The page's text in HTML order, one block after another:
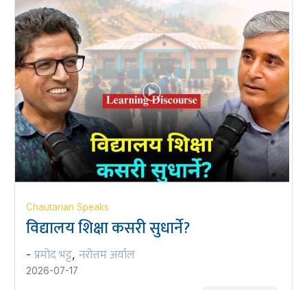
Chautarian Speaks
विद्यालय शिक्षा कसरी सुधार्ने?
- प्रमोद भट्ट, नरोत्तम अर्याल
2026-07-17